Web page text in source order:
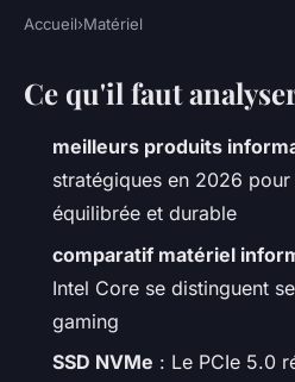
Top 10 des
informatiques
Séraphine
Accueil›Matériel
Ce qu'il faut
meilleurs produits
stratégiques en 2026
équilibrée et durable
comparatif matériel
Intel Core se distinguent
gaming
SSD NVMe : Le PCIe 5.0